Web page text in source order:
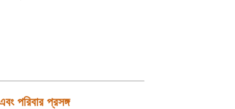
পরিবার প্রসঙ্গ